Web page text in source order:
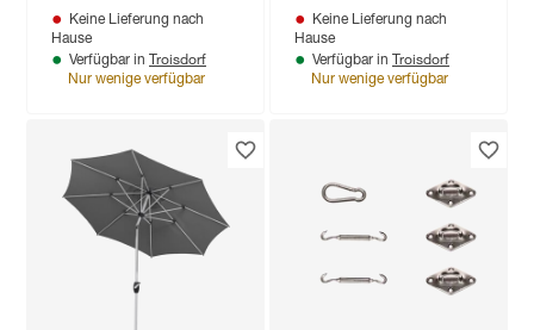
Keine Lieferung nach
Hause
Verfügbar in Troisdorf
Nur wenige verfügbar
Keine Lieferung nach
Hause
Verfügbar in Troisdorf
Nur wenige verfügbar